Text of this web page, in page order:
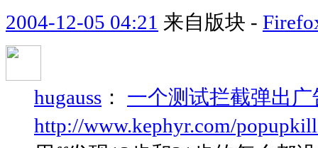
2004-12-05 04:21 来自版块 -
hugauss ： 一个测试拦截弹出
http://www.kephyr.com/